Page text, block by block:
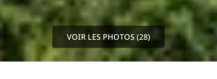
VOIR LES PHOTOS (28)